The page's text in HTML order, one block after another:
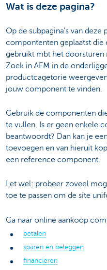
Wat is deze pagina?
Op de subpagina's van deze
compontenten geplaatst
gebruikt mbt het doorsturen
Zoek in AEM in de
productcagetorie
jouw component te vinden.
Gebruik de componenten
te vullen. Is er geen enkele
beantwoordt? Dan kan je
toevoegen en van hieruit
een reference component.
Let wel: probeer zoveel
toe te passen om de site
Ga naar online aankoop
betalen
sparen en beleggen
financieren